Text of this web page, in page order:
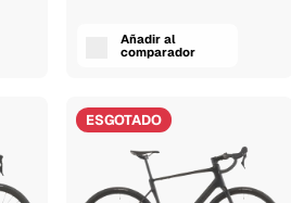
Añadir al
comparador
ESGOTADO